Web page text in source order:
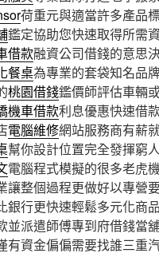
荷重元與適當許多產品
鑑定協助您快速取得所需
借款融資公司借錢的意思
餐桌為專業的套袋知名品
桃園借錢鑑價師評估車輛
機車借款利息優惠快速借
電腦維修網站服務商有薪
幫你設計位置完全發揮窮
電腦程式模擬的很多老虎
讓整個過程更做好以專營
銀行更快速輕鬆多元化商
並派遣師傅專到府借錢當
有資金偏偏需要找誰三重